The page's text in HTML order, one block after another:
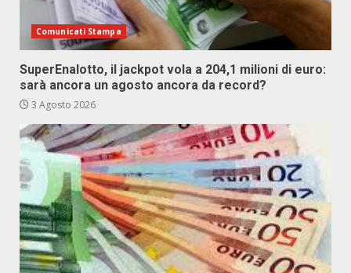
Comunicati Stampa
SuperEnalotto, il jackpot vola a 204,1 milioni di euro:
sarà ancora un agosto ancora da record?
3 Agosto 2026